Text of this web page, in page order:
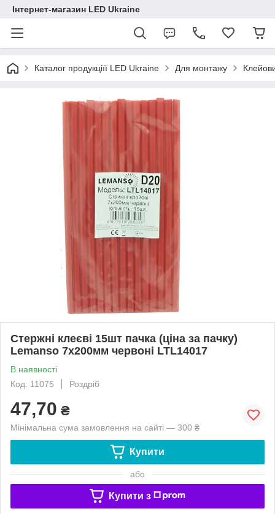
Інтернет-магазин LED Ukraine
Каталог продукціїї LED Ukraine Для монтажу
Стержні клеєві 15шт пачка (ціна за пачку)
Lemanso 7x200мм червоні LTL14017
В наявності
Код: 11075
Роздріб
47,70 ₴
Мінімальна сума замовлення на сайті — 300 ₴
Купити
або
Купити з